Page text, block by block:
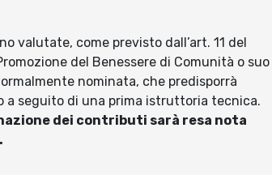
valutate, come previsto dall’art. 11 del
del Benessere di Comunità o suo
nominata, che predisporrà
a seguito di una prima istruttoria tecnica.
dei contributi sarà resa nota